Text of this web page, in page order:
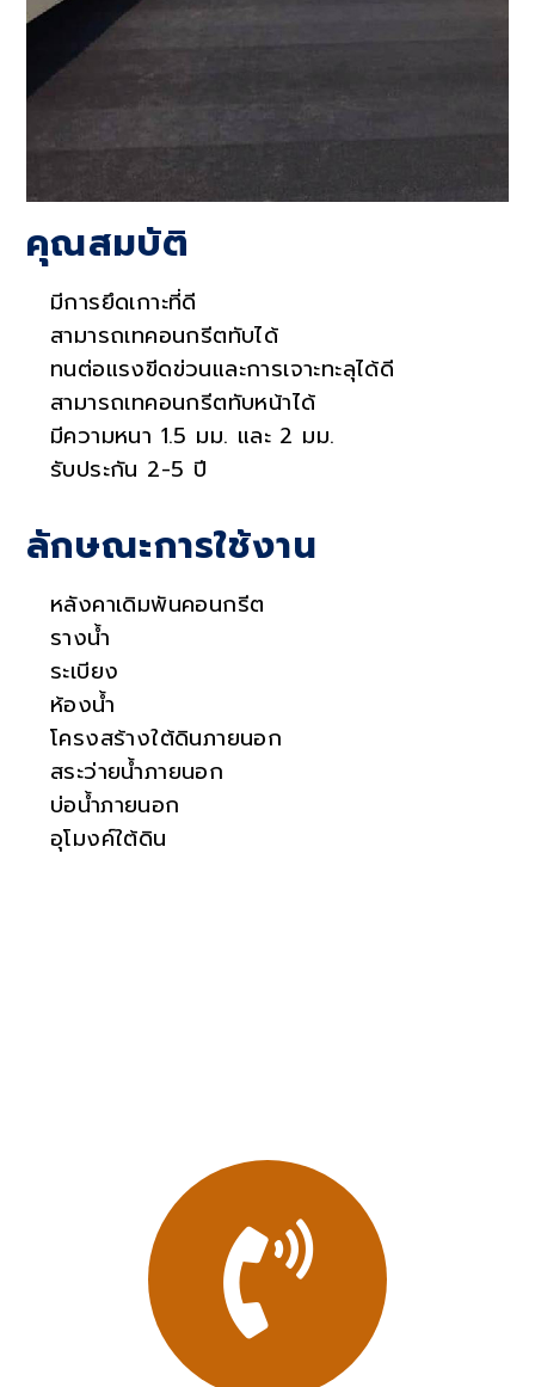
คุณสมบัติ
มีการยึดเกาะที่ดี
สามารถเทคอนกรีตทับได้
ทนต่อแรงขีดข่วนและการเจาะทะลุได้ดี
สามารถเทคอนกรีตทับหน้าได้
มีความหนา 1.5 มม. และ 2 มม.
รับประกัน 2-5 ปี
ลักษณะการใช้งาน
หลังคาเดิมพันคอนกรีต
รางน้ำ
ระเบียง
ห้องน้ำ
โครงสร้างใต้ดินภายนอก
สระว่ายน้ำภายนอก
บ่อน้ำภายนอก
อุโมงค์ใต้ดิน